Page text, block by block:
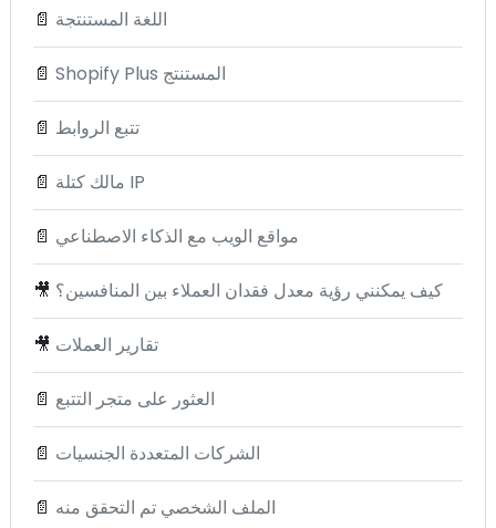
📄 اللغة المستنتجة
📄 Shopify Plus المستنتج
📄 تتبع الروابط
📄 مالك كتلة IP
📄 مواقع الويب مع الذكاء الاصطناعي
🎥 كيف يمكنني رؤية معدل فقدان العملاء بين المنافسين؟
🎥 تقارير العملات
📄 العثور على متجر التتبع
📄 الشركات المتعددة الجنسيات
📄 الملف الشخصي تم التحقق منه